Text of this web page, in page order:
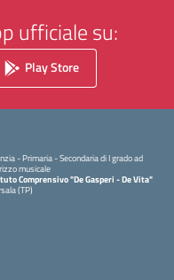
ufficiale su:
Play Store
- Primaria - Secondaria di I grado ad
musicale
Comprensivo "De Gasperi - De Vita"
(TP)